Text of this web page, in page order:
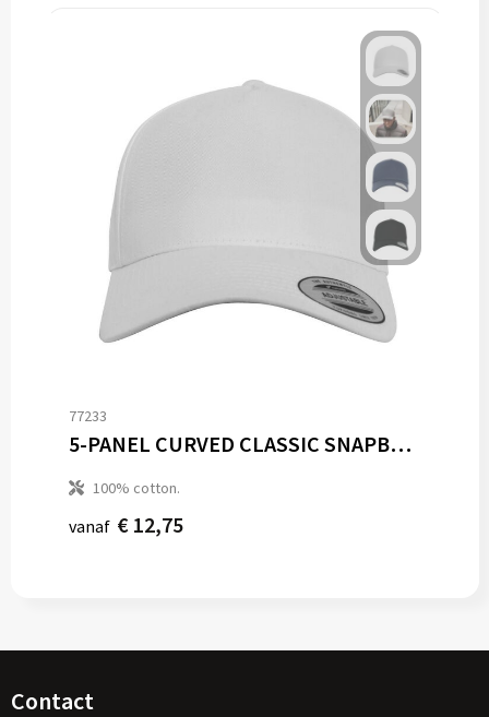
77233
5-PANEL CURVED CLASSIC SNAPBACK
100% cotton.
vanaf € 12,75
Contact